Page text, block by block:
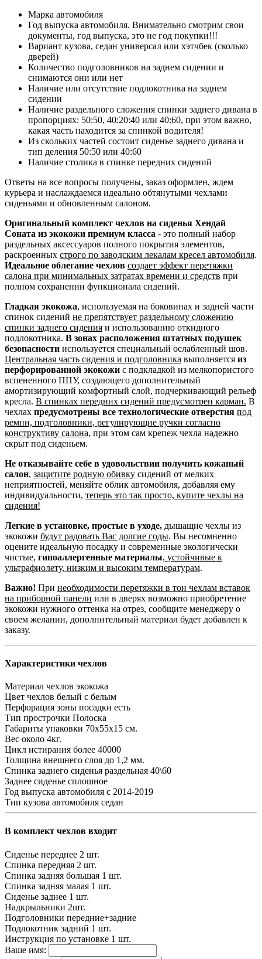
Марка автомобиля
Год выпуска автомобиля. Внимательно смотрим свои
документы, год выпуска, это не год покупки!!!
Вариант кузова, седан универсал или хэтчбек (сколько
дверей)
Количество подголовников на заднем сидении и
снимаются они или нет
Наличие или отсутствие подлокотника на заднем
сидении
Наличие раздельного сложения спинки заднего дивана в
пропорциях: 50:50, 40:20:40 или 40:60, при этом важно,
какая часть находится за спинкой водителя!
Из скольких частей состоит сиденье заднего дивана и
тип деления 50:50 или 40:60
Наличие столика в спинке передних сидений
Ответы на все вопросы получены, заказ оформлен, ждем
курьера и наслаждаемся идеально обтянутыми чехлами
сиденьями и обновленным салоном.
Оригинальный комплект чехлов на сиденья Хендай
Соната из экокожи премиум класса - это полный набор
раздельных аксессуаров полного покрытия элементов,
раскроенных строго по заводским лекалам кресел автомобиля.
Идеальное облегание чехлов создает эффект перетяжки
салона при минимальных затратах времени и средств при
полном сохранении функционала сидений.
Гладкая экокожа, используемая на боковинах и задней части
спинок сидений не препятствует раздельному сложению
спинки заднего сидения и использованию откидного
подлокотника. В зонах расположения штатных подушек
безопасности используется специальный ослабленный шов.
Центральная часть сидения и подголовника выполняется из
перфорированной экокожи с подкладкой из мелкопористого
вспененного ППУ, создающего дополнительный
амортизирующий комфортный слой, подчеркивающий рельеф
кресла. В спинках передних сидений предусмотрен карман. В
чехлах предусмотрены все технологические отверстия под
ремни, подголовники, регулирующие ручки согласно
конструктиву салона, при этом сам крепеж чехла надежно
скрыт под сиденьем.
Не отказывайте себе в удовольствии получить кожаный
салон, защитите родную обивку сидений от мелких
неприятностей, меняйте облик автомобиля, добавляя ему
индивидуальности, теперь это так просто, купите чехлы на
сидения!
Легкие в установке, простые в уходе, дышащие чехлы из
экокожи будут радовать Вас долгие годы. Вы несомненно
оцените идеальную посадку и современные экологически
чистые, гипоаллергенные материалы, устойчивые к
ультрафиолету, низким и высоким температурам.
Важно! При необходимости перетяжки в тон чехлам вставок
на приборной панели или в дверях возможно приобретение
экокожи нужного оттенка на отрез, сообщите менеджеру о
своем желании, дополнительный материал будет добавлен к
заказу.
Характеристики чехлов
Материал чехлов экокожа
Цвет чехлов белый с белым
Перфорация зоны посадки есть
Тип прострочки Полоска
Габариты упаковки 70х55х15 см.
Вес около 4кг.
Цикл истирания более 40000
Толщина внешнего слоя до 1,2 мм.
Спинка заднего сиденья раздельная 40\60
Заднее сиденье сплошное
Год выпуска автомобиля с 2014-2019
Тип кузова автомобиля седан
В комплект чехлов входит
Сиденье переднее 2 шт.
Спинка передняя 2 шт.
Спинка задняя большая 1 шт.
Спинка задняя малая 1 шт.
Сиденье заднее 1 шт.
Надкрыльники 2шт.
Подголовники передние+задние
Подлокотник задний 1 шт.
Инструкция по установке 1 шт.
Ваше имя: